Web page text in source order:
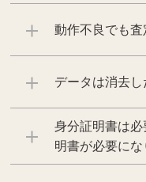
動作不良でも査
データは消去し
身分証明書は
明書が必要にな